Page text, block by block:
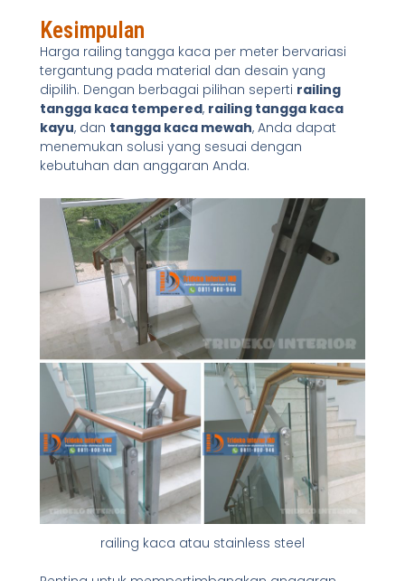
Kesimpulan
Harga railing tangga kaca per meter bervariasi
tergantung pada material dan desain yang
dipilih. Dengan berbagai pilihan seperti railing
tangga kaca tempered, railing tangga kaca
kayu, dan tangga kaca mewah, Anda dapat
menemukan solusi yang sesuai dengan
kebutuhan dan anggaran Anda.
railing kaca atau stainless steel